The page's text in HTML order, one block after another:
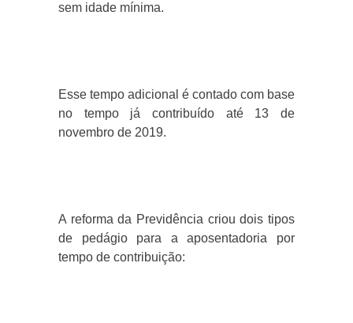
sem idade mínima.
Esse tempo adicional é contado com base
no tempo já contribuído até 13 de
novembro de 2019.
A reforma da Previdência criou dois tipos
de pedágio para a aposentadoria por
tempo de contribuição: